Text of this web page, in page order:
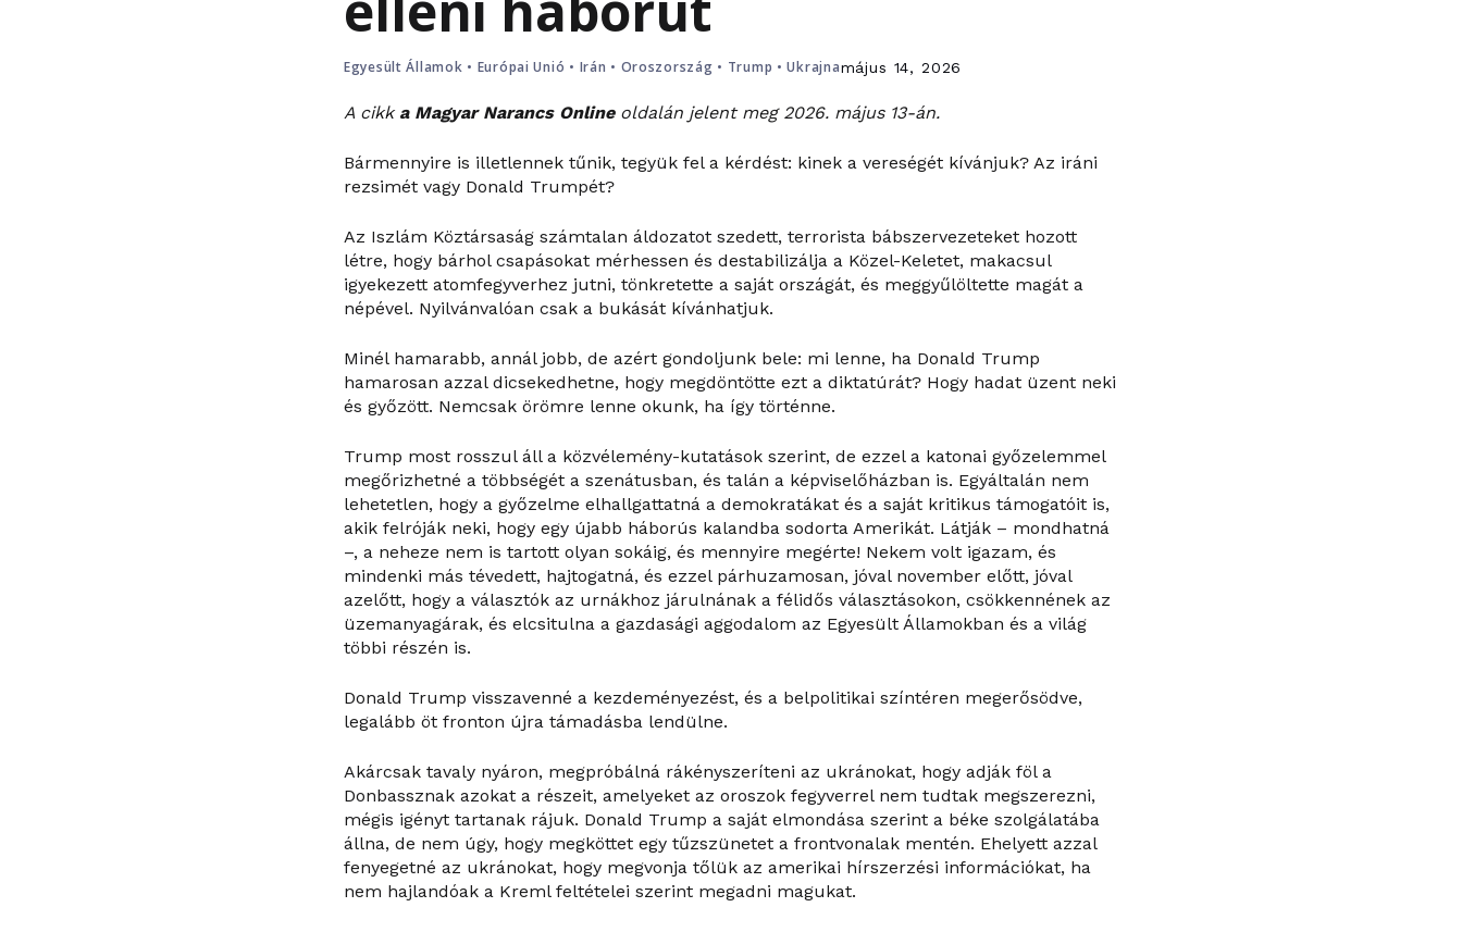
Egyesült Államok • Európai Unió • Irán • Oroszország • Trump •Ukrajnamájus 14, 2026
A cikk a Magyar Narancs Onlineoldalán jelent meg 2026. május 13-án.
Bármennyire is illetlennek tűnik, tegyük fel a kérdést: kinek a vereségét kívánjuk? Az iráni
rezsimét vagy Donald Trumpét?
Az Iszlám Köztársaság számtalan áldozatot szedett, terrorista bábszervezeteket hozott
létre, hogy bárhol csapásokat mérhessen és destabilizálja a Közel-Keletet, makacsul
igyekezett atomfegyverhez jutni, tönkretette a saját országát, és meggyűlöltette magát a
népével. Nyilvánvalóan csak a bukását kívánhatjuk.
Minél hamarabb, annál jobb, de azért gondoljunk bele: mi lenne, ha Donald Trump
hamarosan azzal dicsekedhetne, hogy megdöntötte ezt a diktatúrát? Hogy hadat üzent neki
és győzött. Nemcsak örömre lenne okunk, ha így történne.
Trump most rosszul áll a közvélemény-kutatások szerint, de ezzel a katonai győzelemmel
megőrizhetné a többségét a szenátusban, és talán a képviselőházban is. Egyáltalán nem
lehetetlen, hogy a győzelme elhallgattatná a demokratákat és a saját kritikus támogatóit is,
akik felróják neki, hogy egy újabb háborús kalandba sodorta Amerikát. Látják – mondhatná
–, a neheze nem is tartott olyan sokáig, és mennyire megérte! Nekem volt igazam, és
mindenki más tévedett, hajtogatná, és ezzel párhuzamosan, jóval november előtt, jóval
azelőtt, hogy a választók az urnákhoz járulnának a félidős választásokon, csökkennének az
üzemanyagárak, és elcsitulna a gazdasági aggodalom az Egyesült Államokban és a világ
többi részén is.
Donald Trump visszavenné a kezdeményezést, és a belpolitikai színtéren megerősödve,
legalább öt fronton újra támadásba lendülne.
Akárcsak tavaly nyáron, megpróbálná rákényszeríteni az ukránokat, hogy adják föl a
Donbassznak azokat a részeit, amelyeket az oroszok fegyverrel nem tudtak megszerezni,
mégis igényt tartanak rájuk. Donald Trump a saját elmondása szerint a béke szolgálatába
állna, de nem úgy, hogy megköttet egy tűzszünetet a frontvonalak mentén. Ehelyett azzal
fenyegetné az ukránokat, hogy megvonja tőlük az amerikai hírszerzési információkat, ha
nem hajlandóak a Kreml feltételei szerint megadni magukat.